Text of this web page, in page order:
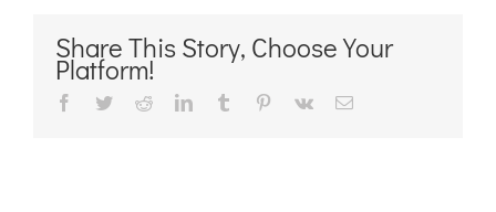
Share This Story, Choose Your
Platform!
Facebook
TwitterRedditLinkedInTumblr Pinterest
Vk
Correo